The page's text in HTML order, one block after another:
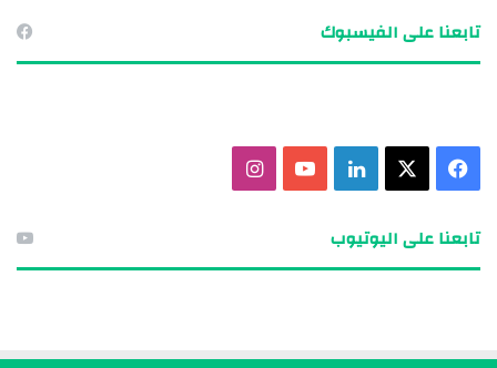
تابعنا على الفيسبوك
تابعنا على اليوتيوب